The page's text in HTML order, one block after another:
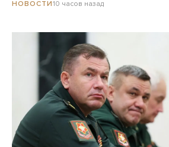
НОВОСТИ10 часов назад